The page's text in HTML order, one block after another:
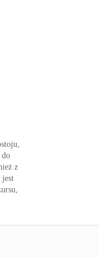
do
z
jest